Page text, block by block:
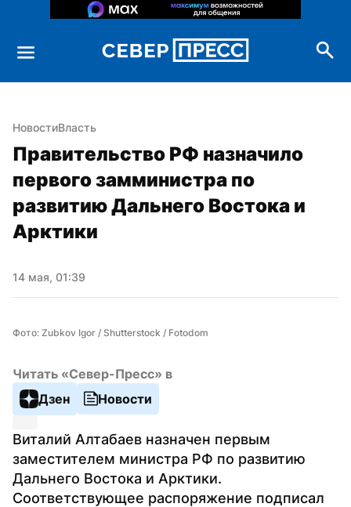
НовостиВласть
Правительство РФ назначило
первого замминистра по
развитию Дальнего Востока и
Арктики
14 мая, 01:39
Фото: Zubkov Igor / Shutterstock / Fotodom
Читать «Север-Пресс» в
Дзен
Новости
Виталий Алтабаев назначен первым
заместителем министра РФ по развитию
Дальнего Востока и Арктики.
Соответствующее распоряжение подписал